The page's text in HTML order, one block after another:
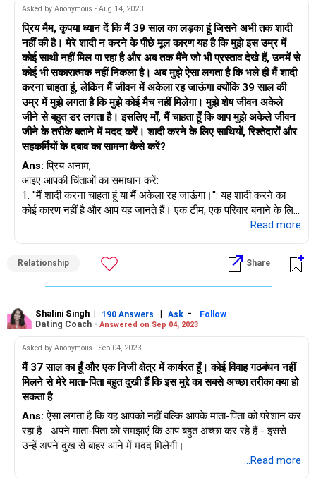
Asked by Anonymous - Aug 14, 2023
प्रिय मैम, कृपया ध्यान दें कि मैं 39 साल का लड़का हूं जिसने अभी तक शादी
नहीं की है। मेरे शादी न करने के पीछे मूल कारण यह है कि मुझे इस उम्र में
कोई साथी नहीं मिल पा रहा है और अब तक मैंने जो भी प्रस्ताव देखे हैं, उनमें से
कोई भी सकारात्मक नहीं निकला है। अब मुझे ऐसा लगता है कि भले ही मैं शादी
करना चाहता हूं, लेकिन मैं जीवन में अकेला रह जाऊंगा क्योंकि 39 साल की
उम्र में मुझे लगता है कि मुझे कोई मैच नहीं मिलेगा। मुझे शेष जीवन अकेले
जीने से बहुत डर लगता है। इसलिए माँ, मैं चाहता हूँ कि आप मुझे अकेले जीवन
जीने के तरीके बताने में मदद करें। शादी करने के लिए साथियों, रिश्तेदारों और
सहकर्मियों के दबाव का सामना कैसे करें?
Ans: प्रिय अनाम,
आइए आपकी चिंताओं का समाधान करें:
1. ''मैं शादी करना चाहता हूं या मैं अकेला रह जाऊंगा।'': यह शादी करने का
कोई कारण नहीं है और आप यह जानते हैं। एक टीम, एक परिवार बनाने के लिए
शादी करें जहां आप एक-दूसरे को आगे बढ़ने में मदद करें। संयोग से, आपके
दिन बन जाते हैं। इसलिए, शादी की संभावनाओं की तलाश करते समय अपनी
मानसिकता बदलें ताकि जब आप किसी ऐसे व्यक्ति के साथ बातचीत कर रहे हों
जो मेल खाता हो, तो आप जरूरतमंदों से न मिलें, बल्कि इस पर ध्यान केंद्रित
आपका डर अभी आपको अधिक सकारात्मक कारणों के बजाय विवाह की ओर
खींच रहा है।
2. रिश्तेदारों और साथियों का दबाव: क्या आप उनका जीवन जी रहे हैं? नहीं!
फिर वे जो आपको बताते हैं उस पर ध्यान केंद्रित करना बंद करें और इस पर
ध्यान केंद्रित करें कि आप वैवाहिक साइटों या डेटिंग ऐप्स (यदि आप इसे चुनते
हैं) का सर्वोत्तम उपयोग कैसे कर सकते हैं। इसके अलावा, अपने दोस्तों से
अनुरोध करें कि वे आपकी मुलाकात किसी ऐसे व्यक्ति से कराएं, जिसे वे जानते
हों क्योंकि वे आपको अच्छी तरह से जानते हैं।
आप ऑनलाइन समूहों और समुदायों में भी शामिल हो सकते हैं (यहां घोटालों और
...Read more
Relationship Share
Shalini Singh | 190 Answers | Ask -
Follow
Dating Coach - Answered on Sep 04, 2023
Asked by Anonymous - Sep 04, 2023
मैं 37 साल का हूँ और एक निजी क्षेत्र में कार्यरत हूँ। कोई विवाह गठबंधन नहीं
मिलने से मेरे माता-पिता बहुत दुखी हैं कि इस मुद्दे का सबसे अच्छा तरीका क्या हो
सकता है
Ans: ऐसा लगता है कि यह आपको नहीं बल्कि आपके माता-पिता को परेशान कर
रहा है... अपने माता-पिता को समझाएं कि आप बहुत अच्छा कर रहे हैं - इससे
उन्हें अपने दुख से बाहर आने में मदद मिलेगी।
...Read more